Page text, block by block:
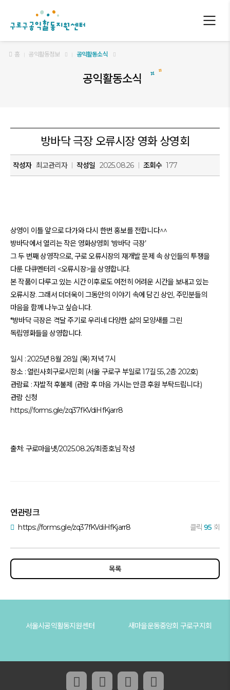
구로구 공익활동지원센터
홈 공익활동정보 공익활동소식
공익활동소식
방바닥 극장 오류시장 영화 상영회
작성자 최고관리자 작성일 2025.08.26 조회수 177
상영이 이틀 앞으로 다가와 다시 한번 홍보를 전합니다^^
방바닥에서 열리는 작은 영화상영회 ‘방바닥 극장’
그 두 번째 상영작으로, 구로 오류시장의 재개발 문제 속 상인들의 투쟁을
다룬 다큐멘터리 <오류시장>을 상영합니다.
본 작품이 다루고 있는 시간 이후로도 여전히 어려운 시간을 보내고 있는
오류시장. 그래서 더더욱이 그동안의 이야기 속에 담긴 상인, 주민분들의
마음을 함께 나누고 싶습니다.
*방바닥 극장은 격달 주기로 우리네 다양한 삶의 모양새를 그린
독립영화들을 상영합니다.
일시 : 2025년 8월 28일 (목) 저녁 7시
장소 : 열린사회구로시민회 (서울 구로구 부일로 17길 55, 2층 202호)
관람료 : 자발적 후불제 (관람 후 마음 가시는 만큼 후원 부탁드립니다.)
관람 신청
https://forms.gle/zq37fKVdiHfKjarr8
출처: 구로마을넷/2025.08.26/최종호님 작성
연관링크
https://forms.gle/zq37fKVdiHfKjarr8 클릭95 회
목록
서울시공익활동지원센터 새마을운동중앙회 구로구지회
페이스북 링크
인스타그램 링크
유튜브 채널 링크
네이버 블로그